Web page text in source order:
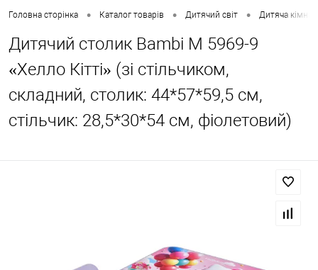
Головна сторінка • Каталог товарів • Дитячий світ • Дитяча
Дитячий столик Bambi M 5969-9
«Хелло Кітті» (зі стільчиком,
складний, столик: 44*57*59,5 см,
стільчик: 28,5*30*54 см, фіолетовий)